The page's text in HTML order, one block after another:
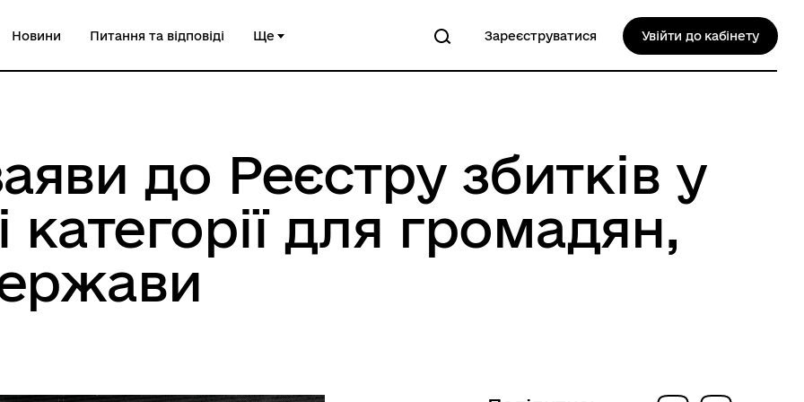
Новини Питання та відповіді Ще Зареєструватися Увійти до кабінету
до Реєстру збитків у
категорії для громадян,